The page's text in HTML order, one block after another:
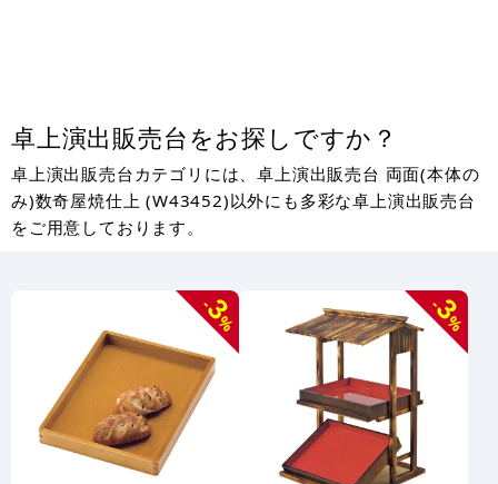
卓上演出販売台をお探しですか？
卓上演出販売台カテゴリには、卓上演出販売台 両面(本体の
み)数奇屋焼仕上 (W43452)以外にも多彩な卓上演出販売台
をご用意しております。
-
3
%
-
3
%